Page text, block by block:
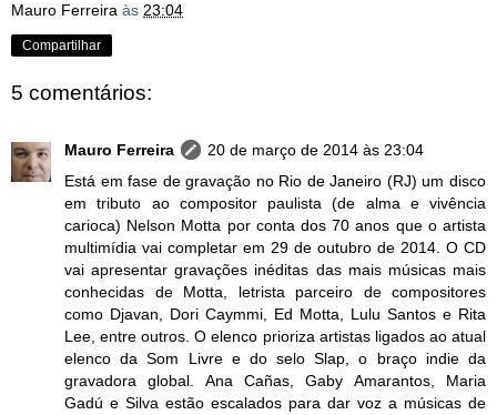
Mauro Ferreira às 23:04
Compartilhar
5 comentários:
Mauro Ferreira
20 de março de 2014 às 23:04
Está em fase de gravação no Rio de Janeiro (RJ) um disco
em tributo ao compositor paulista (de alma e vivência
carioca) Nelson Motta por conta dos 70 anos que o artista
multimídia vai completar em 29 de outubro de 2014. O CD
vai apresentar gravações inéditas das mais músicas mais
conhecidas de Motta, letrista parceiro de compositores
como Djavan, Dori Caymmi, Ed Motta, Lulu Santos e Rita
Lee, entre outros. O elenco prioriza artistas ligados ao atual
elenco da Som Livre e do selo Slap, o braço indie da
gravadora global. Ana Cañas, Gaby Amarantos, Maria
Gadú e Silva estão escalados para dar voz a músicas de